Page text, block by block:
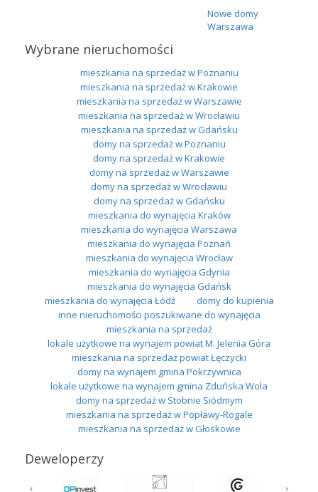
Nowe domy
Warszawa
Wybrane nieruchomości
mieszkania na sprzedaż w Poznaniu
mieszkania na sprzedaż w Krakowie
mieszkania na sprzedaż w Warszawie
mieszkania na sprzedaż w Wrocławiu
mieszkania na sprzedaż w Gdańsku
domy na sprzedaż w Poznaniu
domy na sprzedaż w Krakowie
domy na sprzedaż w Warszawie
domy na sprzedaż w Wrocławiu
domy na sprzedaż w Gdańsku
mieszkania do wynajęcia Kraków
mieszkania do wynajęcia Warszawa
mieszkania do wynajęcia Poznań
mieszkania do wynajęcia Wrocław
mieszkania do wynajęcia Gdynia
mieszkania do wynajęcia Gdańsk
mieszkania do wynajęcia Łódź
domy do kupienia
inne nieruchomości poszukiwane do wynajęcia
mieszkania na sprzedaż
lokale użytkowe na wynajem powiat M. Jelenia Góra
mieszkania na sprzedaż powiat Łęczycki
domy na wynajem gmina Pokrzywnica
lokale użytkowe na wynajem gmina Zduńska Wola
domy na sprzedaż w Stobnie Siódmym
mieszkania na sprzedaż w Popławy-Rogale
mieszkania na sprzedaż w Głoskowie
Deweloperzy